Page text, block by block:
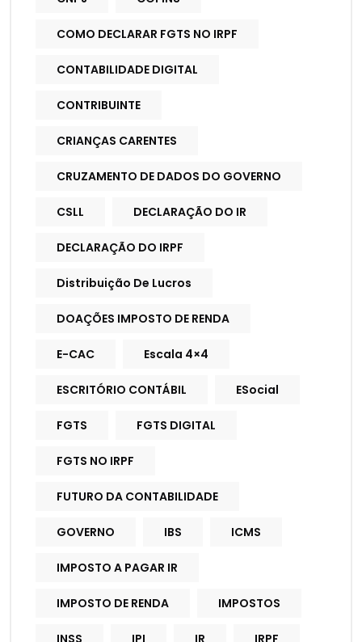
COMO DECLARAR FGTS NO IRPF
CONTABILIDADE DIGITAL
CONTRIBUINTE
CRIANÇAS CARENTES
CRUZAMENTO DE DADOS DO GOVERNO
CSLL DECLARAÇÃO DO IR
DECLARAÇÃO DO IRPF
Distribuição De Lucros
DOAÇÕES IMPOSTO DE RENDA
E-CAC Escala 4×4
ESCRITÓRIO CONTÁBIL ESocial
FGTS FGTS DIGITAL
FGTS NO IRPF
FUTURO DA CONTABILIDADE
GOVERNO IBS ICMS
IMPOSTO A PAGAR IR
IMPOSTO DE RENDA IMPOSTOS